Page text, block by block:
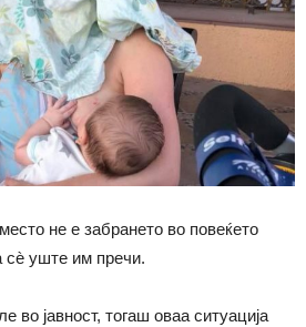
не е забрането во повеќето
сѐ уште им пречи.
во јавност, тогаш оваа ситуација